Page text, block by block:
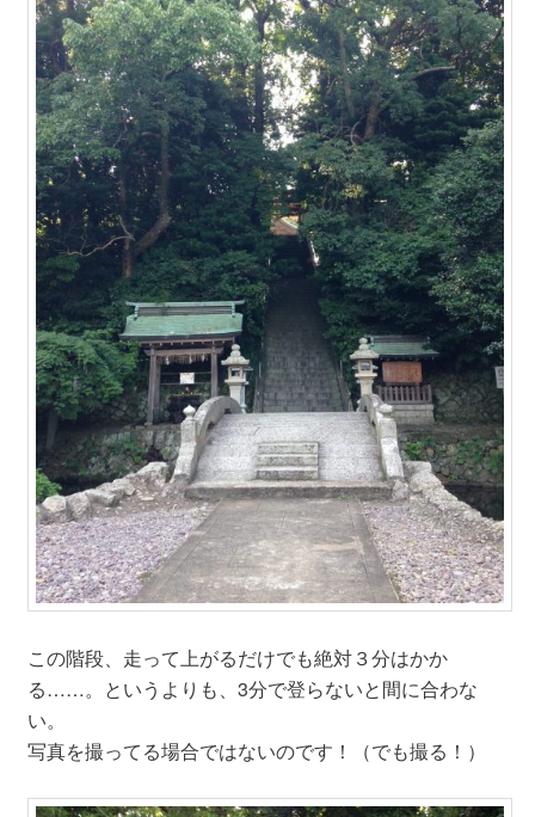
この階段、走って上がるだけでも絶対３分はかか
る……。というよりも、3分で登らないと間に合わな
い。
写真を撮ってる場合ではないのです！（でも撮る！）